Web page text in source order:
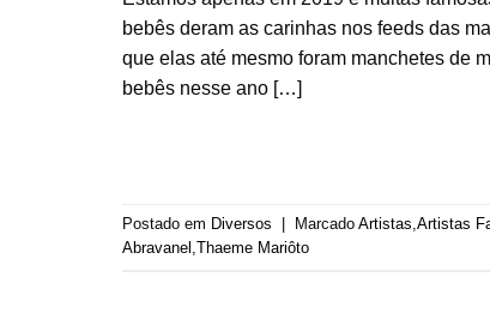
bebês deram as carinhas nos feeds das
que elas até mesmo foram manchetes de
bebês nesse ano […]
Postado em Diversos Marcado Artistas,Artistas
Abravanel ,Thaeme Mariôto